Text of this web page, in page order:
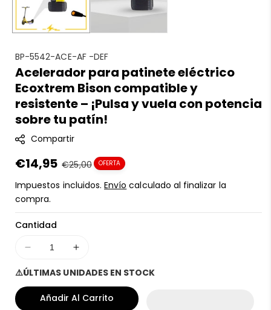
S
K
U
:
BP-5542-ACE-AF -DEF
Acelerador para patinete eléctrico
Ecoxtrem Bison compatible y
resistente – ¡Pulsa y vuela con potencia
sobre tu patín!
Compartir
Precio
en
oferta
€14,95 Precio
regular
€25,00 OFERTA
Impuestos incluidos.Envío calculado al finalizar la
compra.
Cantidad
Disminuir
cantidad
para
Acelerador
para
Aumentar
para
Acelerador
para
⚠️ÚLTIMAS UNIDADES EN STOCK
Añadir Al Carrito